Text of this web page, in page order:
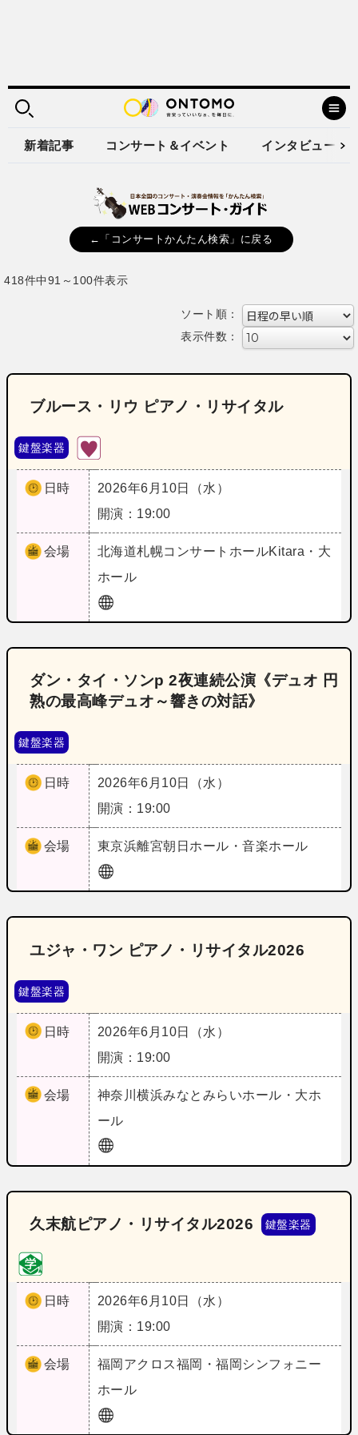
新着記事 コンサート＆イベント インタビュー
←「コンサートかんたん検索」に戻る
418件中91～100件表示
ソート順：
表示件数：
ブルース・リウ ピアノ・リサイタル
鍵盤楽器
日時
2026年6月10日（水）
開演：19:00
会場 北海道札幌コンサートホールKitara・大
ホール
ダン・タイ・ソンp 2夜連続公演《デュオ 円
熟の最高峰デュオ～響きの対話》
鍵盤楽器
日時
2026年6月10日（水）
開演：19:00
会場 東京浜離宮朝日ホール・音楽ホール
ユジャ・ワン ピアノ・リサイタル2026
鍵盤楽器
日時
2026年6月10日（水）
開演：19:00
会場 神奈川横浜みなとみらいホール・大ホ
ール
久末航ピアノ・リサイタル2026 鍵盤楽器
日時
2026年6月10日（水）
開演：19:00
会場 福岡 アクロス福岡・福岡シンフォニー
ホール